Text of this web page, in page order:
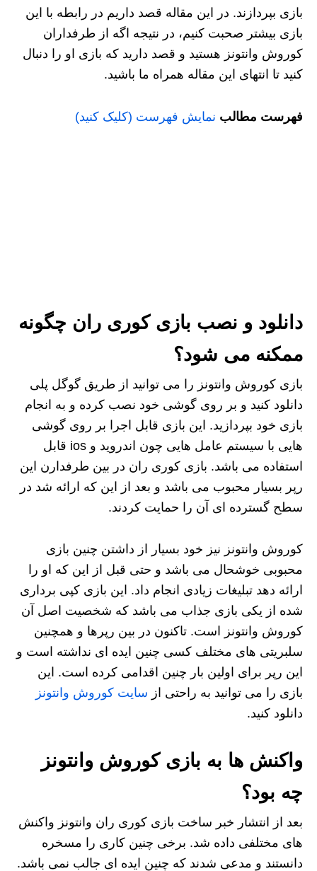
بازی بپردازند. در این مقاله قصد داریم در رابطه با این
بازی بیشتر صحبت کنیم، در نتیجه اگه از طرفداران
کوروش وانتونز هستید و قصد دارید که بازی او را دنبال
کنید تا انتهای این مقاله همراه ما باشید.
فهرست مطالب نمایش فهرست (کلیک کنید)
دانلود و نصب بازی کوری ران چگونه
ممکنه می شود؟
بازی کوروش وانتونز را می توانید از طریق گوگل پلی
دانلود کنید و بر روی گوشی خود نصب کرده و به انجام
بازی خود بپردازید. این بازی قابل اجرا بر روی گوشی
هایی با سیستم عامل هایی چون اندروید و ios قابل
استفاده می باشد. بازی کوری ران در بین طرفدارن این
رپر بسیار محبوب می باشد و بعد از این که ارائه شد در
سطح گسترده ای آن را حمایت کردند.
کوروش وانتونز نیز خود بسیار از داشتن چنین بازی
محبوبی خوشحال می باشد و حتی قبل از این که او را
ارائه دهد تبلیغات زیادی انجام داد. این بازی کپی برداری
شده از یکی بازی جذاب می باشد که شخصیت اصل آن
کوروش وانتونز است. تاکنون در بین رپرها و همچنین
سلبریتی های مختلف کسی چنین ایده ای نداشته است و
این رپر برای اولین بار چنین اقدامی کرده است. این
بازی را می توانید به راحتی از سایت کوروش وانتونز
دانلود کنید.
واکنش ها به بازی کوروش وانتونز
چه بود؟
بعد از انتشار خبر ساخت بازی کوری ران وانتونز واکنش
های مختلفی داده شد. برخی چنین کاری را مسخره
دانستند و مدعی شدند که چنین ایده ای جالب نمی باشد.